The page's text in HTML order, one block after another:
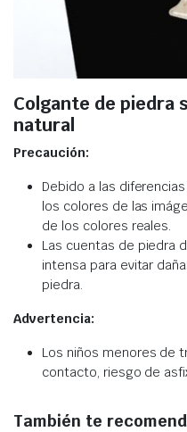
Colgante de piedra
natural
Precaución:
Debido a las
los colores de las
de los colores reales.
Las cuentas de piedra
intensa para evitar
piedra.
Advertencia:
Los niños menores de
contacto, riesgo de
También te